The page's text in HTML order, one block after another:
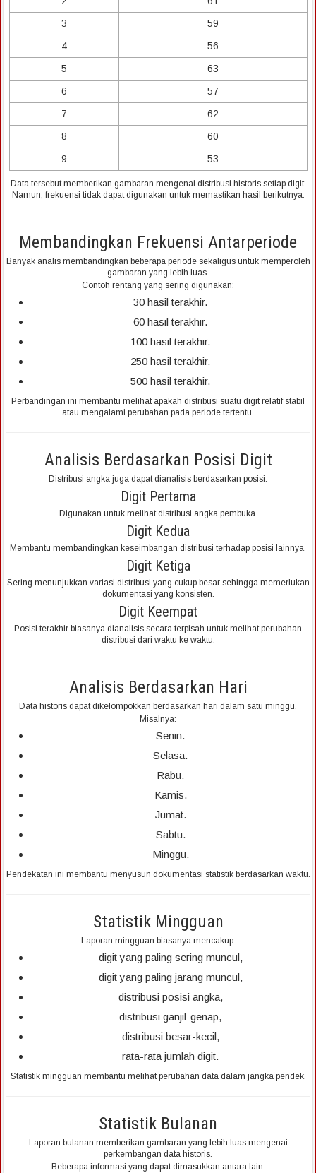
3
59
4
56
5
63
6
57
7
62
8
60
9
53
Data tersebut memberikan gambaran mengenai distribusi historis setiap digit.
Namun, frekuensi tidak dapat digunakan untuk memastikan hasil berikutnya.
Membandingkan Frekuensi Antarperiode
Banyak analis membandingkan beberapa periode sekaligus untuk memperoleh
gambaran yang lebih luas.
Contoh rentang yang sering digunakan:
30 hasil terakhir.
60 hasil terakhir.
100 hasil terakhir.
250 hasil terakhir.
500 hasil terakhir.
Perbandingan ini membantu melihat apakah distribusi suatu digit relatif stabil
atau mengalami perubahan pada periode tertentu.
Analisis Berdasarkan Posisi Digit
Distribusi angka juga dapat dianalisis berdasarkan posisi.
Digit Pertama
Digunakan untuk melihat distribusi angka pembuka.
Digit Kedua
Membantu membandingkan keseimbangan distribusi terhadap posisi lainnya.
Digit Ketiga
Sering menunjukkan variasi distribusi yang cukup besar sehingga memerlukan
dokumentasi yang konsisten.
Digit Keempat
Posisi terakhir biasanya dianalisis secara terpisah untuk melihat perubahan
distribusi dari waktu ke waktu.
Analisis Berdasarkan Hari
Data historis dapat dikelompokkan berdasarkan hari dalam satu minggu.
Misalnya:
Senin.
Selasa.
Rabu.
Kamis.
Jumat.
Sabtu.
Minggu.
Pendekatan ini membantu menyusun dokumentasi statistik berdasarkan waktu.
Statistik Mingguan
Laporan mingguan biasanya mencakup:
digit yang paling sering muncul,
digit yang paling jarang muncul,
distribusi posisi angka,
distribusi ganjil-genap,
distribusi besar-kecil,
rata-rata jumlah digit.
Statistik mingguan membantu melihat perubahan data dalam jangka pendek.
Statistik Bulanan
Laporan bulanan memberikan gambaran yang lebih luas mengenai
perkembangan data historis.
Beberapa informasi yang dapat dimasukkan antara lain: